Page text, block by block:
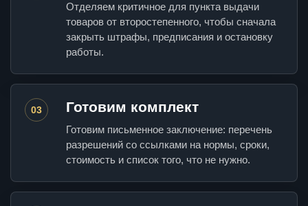
Отделяем критичное для пункта выдачи
товаров от второстепенного, чтобы сначала
закрыть штрафы, предписания и остановку
работы.
03 Готовим комплект
Готовим письменное заключение: перечень
разрешений со ссылками на нормы, сроки,
стоимость и список того, что не нужно.